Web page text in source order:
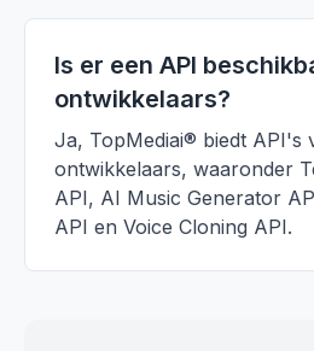
Is er een API
ontwikkelaars?
Ja, TopMediai® biedt API's
ontwikkelaars, waaronder
API, AI Music Generator
API en Voice Cloning API.